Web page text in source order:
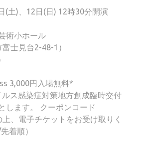
(土)、12日(日) 12時30分開演
術小ホール
士見台2-48-1）
3,000円入場無料*
ス感染症対策地方創成臨時交付
します。 クーポンコード
上、電子チケットをお受け取りく
着順）